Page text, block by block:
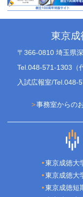
東京成
〒366-0810 埼玉県
Tel.048-571-1303（
入試広報室/Tel.048-
事務室からの
東京成徳大
東京成徳大
東京成徳短